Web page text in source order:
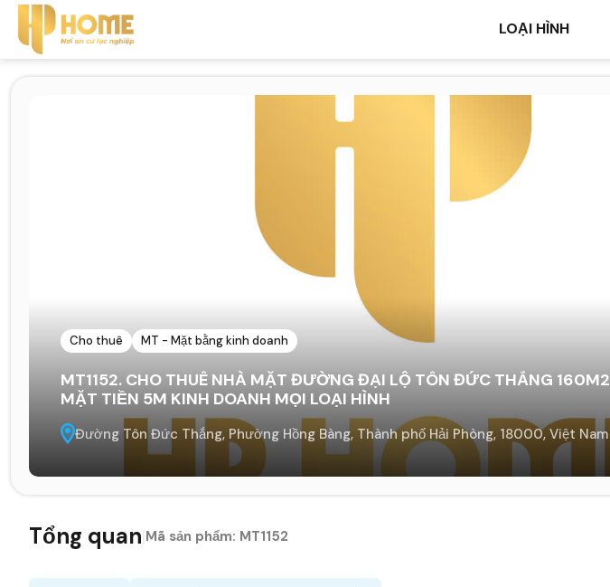
LOẠI HÌNH
Cho thuê MT - Mặt bằng kinh doanh
MT1152. CHO THUÊ NHÀ MẶT ĐƯỜNG ĐẠI LỘ TÔN ĐỨC THẮNG 160M2
MẶT TIỀN 5M KINH DOANH MỌI LOẠI HÌNH
Đường Tôn Đức Thắng, Phường Hồng Bàng, Thành phố Hải Phòng, 18000, Việt Nam
Tổng quan Mã sản phẩm: MT1152